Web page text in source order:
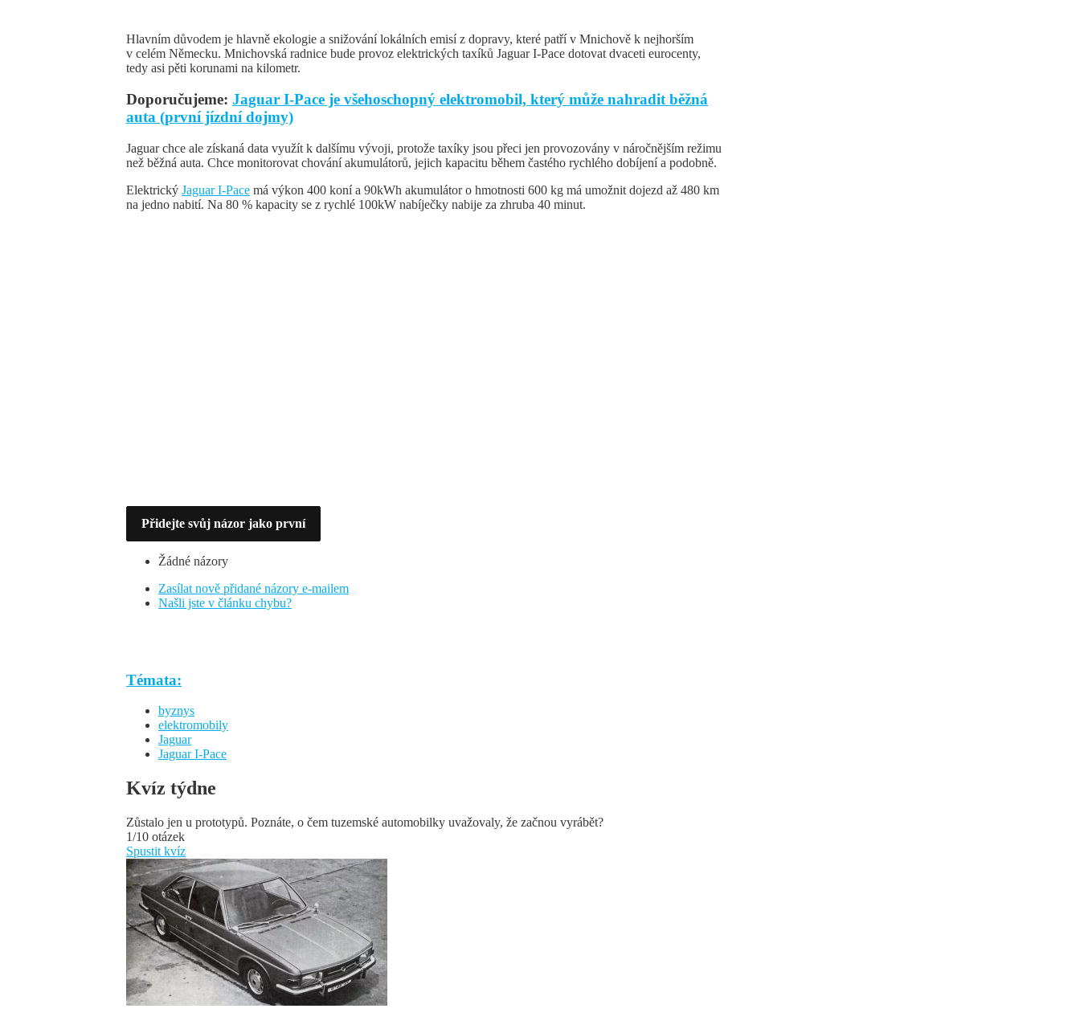
Hlavním důvodem je hlavně ekologie a snižování lokálních emisí z dopravy, které patří v Mnichově k nejhorším
v celém Německu. Mnichovská radnice bude provoz elektrických taxíků Jaguar I-Pace dotovat dvaceti eurocenty,
tedy asi pěti korunami na kilometr.
Doporučujeme: Jaguar I-Pace je všehoschopný elektromobil, který může nahradit běžná
auta (první jízdní dojmy)
Jaguar chce ale získaná data využít k dalšímu vývoji, protože taxíky jsou přeci jen provozovány v náročnějším režimu
než běžná auta. Chce monitorovat chování akumulátorů, jejich kapacitu během častého rychlého dobíjení a podobně.
Elektrický Jaguar I-Pace má výkon 400 koní a 90kWh akumulátor o hmotnosti 600 kg má umožnit dojezd až 480 km
na jedno nabití. Na 80 % kapacity se z rychlé 100kW nabíječky nabije za zhruba 40 minut.
Přidejte svůj názor jako první
Žádné názory
Zasílat nově přidané názory e-mailem
Našli jste v článku chybu?
Témata:
byznys
elektromobily
Jaguar
Jaguar I-Pace
Kvíz týdne
Zůstalo jen u prototypů. Poznáte, o čem tuzemské automobilky uvažovaly, že začnou vyrábět?
1/10 otázek
Spustit kvíz